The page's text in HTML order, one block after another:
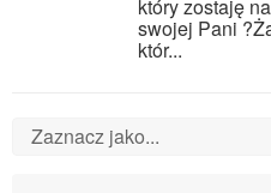
który zostaję
swojej Pani
któr...
Zaznacz jako...